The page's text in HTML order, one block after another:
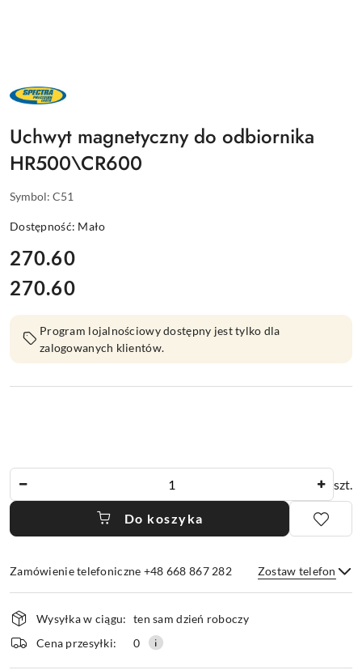
NAZWA
PRODUCENTA:
Uchwyt magnetyczny do odbiornika
HR500\CR600
Symbol: C51
Dostępność: Mało
cena:
270.60
Cena:
270.60
Program lojalnościowy dostępny jest tylko dla
zalogowanych klientów.
szt.
Do koszyka
Zamówienie telefoniczne +48 668 867 282 Zostaw telefon
Wyślij
Dostępność
i
dostawa
Wysyłka w ciągu: ten sam dzień roboczy
Cena przesyłki:
0